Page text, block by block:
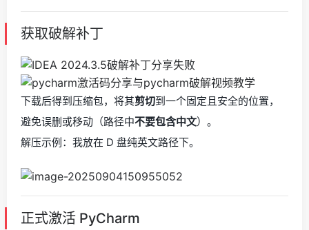
获取破解补丁
下载后得到压缩包，将其剪切到一个固定且安全的位置，
避免误删或移动（路径中不要包含中文）。
解压示例：我放在 D 盘纯英文路径下。
正式激活 PyCharm